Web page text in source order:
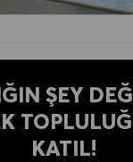
ŞEY
KATIL!